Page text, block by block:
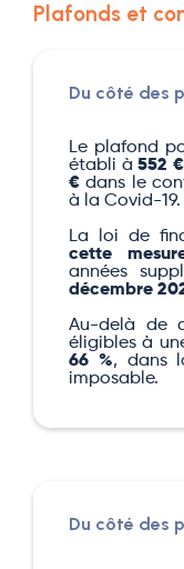
Plafonds et
Du côté des
Le plafond
établi à552 €
€ dans le
à la Covid-19.
La loi de
cette
années
décembre
Au-delà de
éligibles à
66 %, dans
imposable.
Du côté des